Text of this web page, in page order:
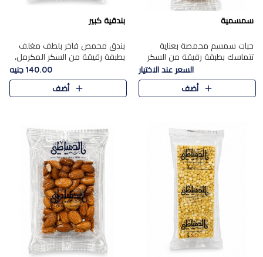
سمسمية
حبات سمسم محمصة بعناية
تتماسك بطبقة رقيقة من السكر
المكرمل، لتقدم طعم السمسم
المميز وقرمشتة التي ارتبطت ببهجة
المولد عبر الأجيال.
السعر عند الاختيار
أضف
بندقية كبير
بندق محمص فاخر بلطف مغلف
بطبقة رقيقة من السكر المكرمل،
يجمع بين النكهة الغنية ناتي
والقرمشة الراقية المرضية في
حلوى شرقية أنيقه بطابع مميز.
140.00 جنيه
أضف